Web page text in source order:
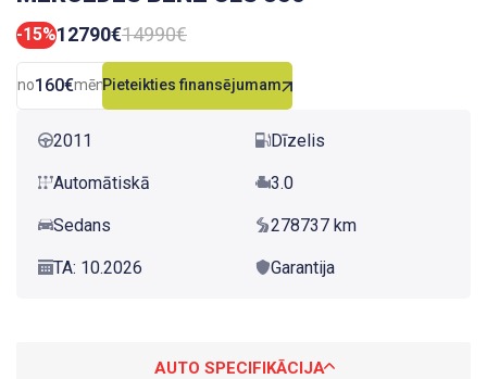
-15%12790€14990€
no160€mēn.Pieteikties finansējumam
2011 Dīzelis
Automātiskā 3.0
Sedans 278737 km
TA: 10.2026 Garantija
AUTO SPECIFIKĀCIJA